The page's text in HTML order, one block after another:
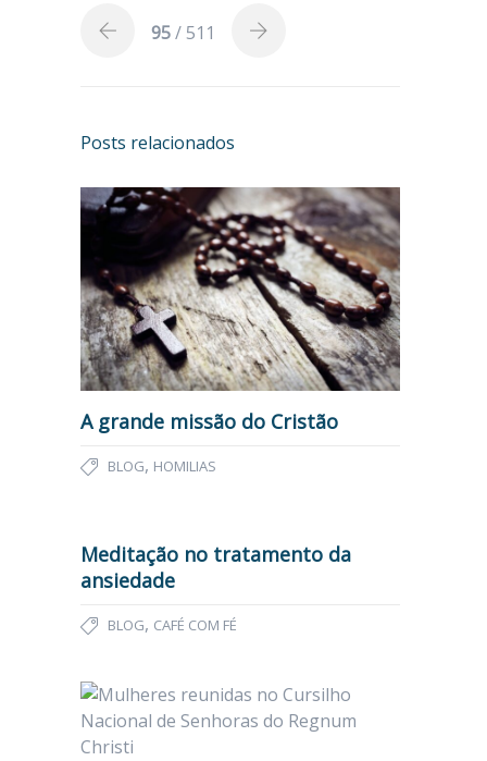
95/ 511
Posts relacionados
A grande missão do Cristão
BLOG, HOMILIAS
Meditação no tratamento da
ansiedade
BLOG, CAFÉ COM FÉ